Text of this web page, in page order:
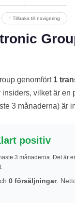
↑ Tillbaka till navigering
genomfört 1
insiders, vilket är
3 månaderna) är
positiv
3 månaderna. Det är
0 försäljningar.